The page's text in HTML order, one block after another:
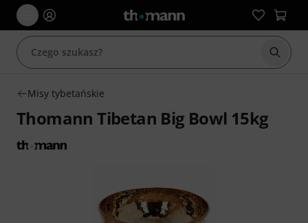
Misy tybetańskie
Thomann Tibetan Big Bowl 15kg